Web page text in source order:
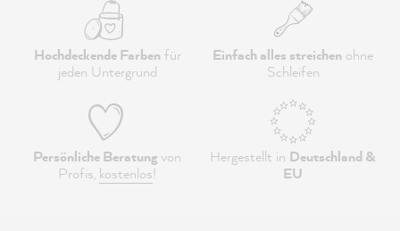
Hochdeckende Farbenfür
jeden Untergrund
Einfach alles streichen ohne
Schleifen
Persönliche Beratungvon
Profis, kostenlos!
Hergestellt in Deutschland &
EU